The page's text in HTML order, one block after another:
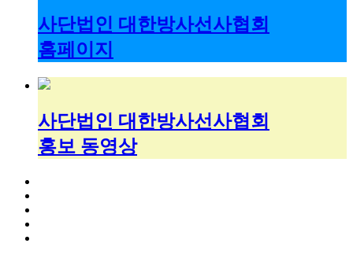
사단법인 대한방사선사협회
홈페이지
사단법인 대한방사선사협회
홍보 동영상